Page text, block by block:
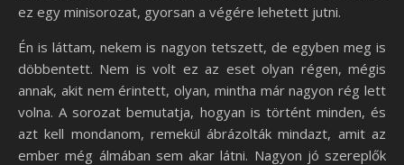
ez egy minisorozat, gyorsan a végére lehetett jutni.
Én is láttam, nekem is nagyon tetszett, de egyben meg is
döbbentett. Nem is volt ez az eset olyan régen, mégis
annak, akit nem érintett, olyan, mintha már nagyon rég lett
volna. A sorozat bemutatja, hogyan is történt minden, és
azt kell mondanom, remekül ábrázolták mindazt, amit az
ember még álmában sem akar látni. Nagyon jó szereplők